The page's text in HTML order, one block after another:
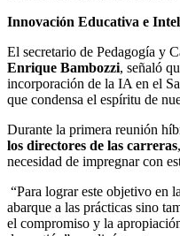
Innovación Educativa e
El secretario de Pedagogía y
Enrique Bambozzi, señaló
incorporación de la IA en el
que condensa el espíritu de
Durante la primera reunión
los directores de las carreras
necesidad de impregnar con
“Para lograr este objetivo en
abarque a las prácticas sino
el compromiso y la